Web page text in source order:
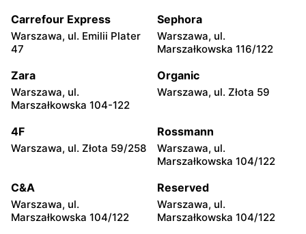
Broniewskiego 85
Niepodległości 19
Top Market
Wysockiego 6
Top Market
Top Market
Czarnomorska 7a
Top Market
Sobieskiego 60/14
Top Market
Rechniewskiego 8
Top Market
Top Market Top Market
Carrefour Express
Warszawa, ul. Emilii Plater
47
Sephora
Warszawa, ul.
Marszałkowska 116/122
Zara
Warszawa, ul.
Marszałkowska 104-122
Organic
Warszawa, ul. Złota 59
4F
Warszawa, ul. Złota 59/258
Rossmann
Warszawa, ul.
Marszałkowska 104/122
C&A
Warszawa, ul.
Marszałkowska 104/122
Reserved
Warszawa, ul.
Marszałkowska 104/122